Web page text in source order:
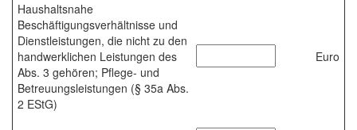
Haushaltsnahe
Beschäftigungsverhältnisse und
Dienstleistungen, die nicht zu den
handwerklichen Leistungen des
Abs. 3 gehören; Pflege- und
Betreuungsleistungen (§ 35a Abs.
2 EStG)
Euro